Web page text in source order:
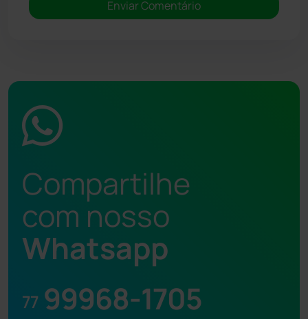
Compartilhe
com nosso
Whatsapp
77 99968-1705